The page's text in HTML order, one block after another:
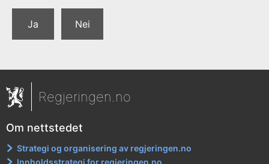
Ja Nei
Regjeringen.no
Om nettstedet
Strategi og organisering av regjeringen.no